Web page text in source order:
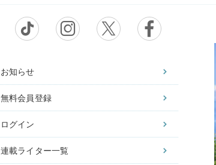
お知らせ
無料会員登録
ログイン
連載ライター一覧